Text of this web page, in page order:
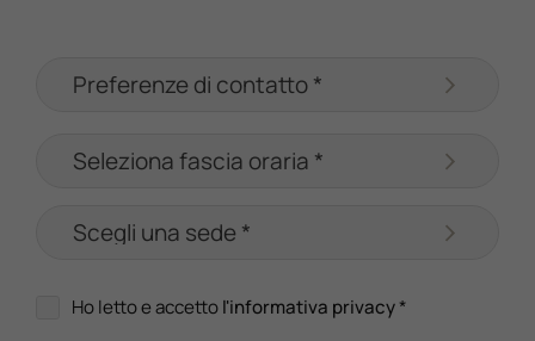
Ho letto e accettol'informativa privacy*